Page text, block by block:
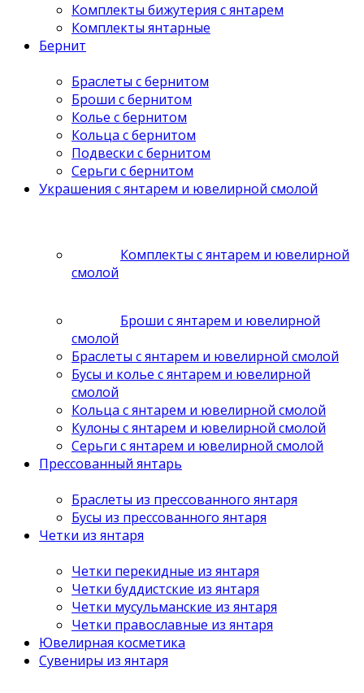
Комплекты бижутерия с янтарем
Комплекты янтарные
Бернит
Браслеты с бернитом
Броши с бернитом
Колье с бернитом
Кольца с бернитом
Подвески с бернитом
Серьги с бернитом
Украшения с янтарем и ювелирной смолой
Комплекты с янтарем и ювелирной
смолой
Броши с янтарем и ювелирной
смолой
Браслеты с янтарем и ювелирной смолой
Бусы и колье с янтарем и ювелирной
смолой
Кольца с янтарем и ювелирной смолой
Кулоны с янтарем и ювелирной смолой
Серьги с янтарем и ювелирной смолой
Прессованный янтарь
Браслеты из прессованного янтаря
Бусы из прессованного янтаря
Четки из янтаря
Четки перекидные из янтаря
Четки буддистские из янтаря
Четки мусульманские из янтаря
Четки православные из янтаря
Ювелирная косметика
Сувениры из янтаря